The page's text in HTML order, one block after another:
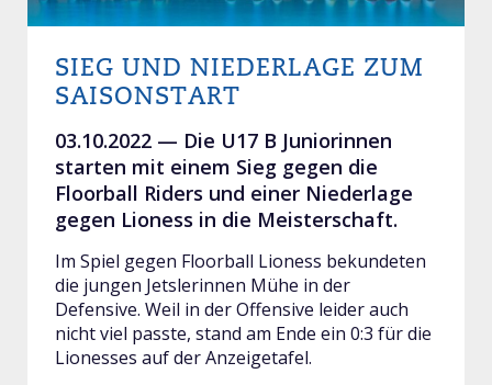
SIEG UND NIEDERLAGE ZUM
SAISONSTART
03.10.2022 — Die U17 B Juniorinnen
starten mit einem Sieg gegen die
Floorball Riders und einer Niederlage
gegen Lioness in die Meisterschaft.
Im Spiel gegen Floorball Lioness bekundeten
die jungen Jetslerinnen Mühe in der
Defensive. Weil in der Offensive leider auch
nicht viel passte, stand am Ende ein 0:3 für die
Lionesses auf der Anzeigetafel.